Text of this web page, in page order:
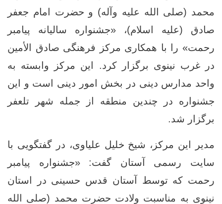
محمد (صلی الله علیه وآله) و حضرت امام جعفر
صادق (علیه اسلام)، «جشنواره‌ سالیانه‌ پیامبر
رحمت» را با همکاری مرکز فرهنگی صادق الأمین
در غرب نینوی برگزار کرد. این مرکز وابسته به
واحد مدارس دینی در بخش امور دینی است و این
جشنواره در چندین منطقه از جمله شهر تلعفر
برگزار شد.
مدیر این مرکز، شیخ خلیل علیاوی، در گفتگویی با
سایت رسمی آستان گفت: «جشنواره‌ پیامبر
رحمت که توسط آستان قدس حسینی در استان
نینوی به مناسبت ولادت حضرت محمد (صلی الله